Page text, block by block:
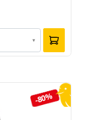
▾
-80%